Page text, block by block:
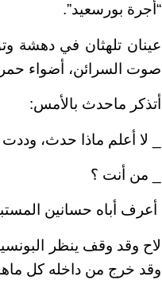
“أجرة بورسعيد”.
عينان تلهثان في دهشة
صوت السرائن، أضواء
أتذكر ماحدث بالأمس:
_ لا أعلم ماذا حدث،
_ من أنت ؟
أعرف أباه حسانين
لاح وقد وقف ينظر
وقد خرج من داخله كل